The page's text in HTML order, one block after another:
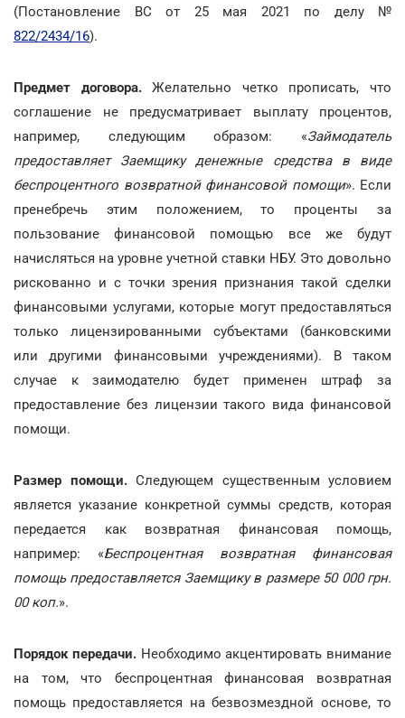
(Постановление ВС от 25 мая 2021 по делу №
822/2434/16).
Предмет договора.Желательно четко прописать, что
соглашение не предусматривает выплату процентов,
например, следующим образом: «Займодатель
предоставляет Заемщику денежные средства в виде
беспроцентного возвратной финансовой помощи». Если
пренебречь этим положением, то проценты за
пользование финансовой помощью все же будут
начисляться на уровне учетной ставки НБУ. Это довольно
рискованно и с точки зрения признания такой сделки
финансовыми услугами, которые могут предоставляться
только лицензированными субъектами (банковскими
или другими финансовыми учреждениями). В таком
случае к заимодателю будет применен штраф за
предоставление без лицензии такого вида финансовой
помощи.
Размер помощи.Следующем существенным условием
является указание конкретной суммы средств, которая
передается как возвратная финансовая помощь,
например: «Беспроцентная возвратная финансовая
помощь предоставляется Заемщику в размере 50 000 грн.
00 коп.».
Порядок передачи.Необходимо акцентировать внимание
на том, что беспроцентная финансовая возвратная
помощь предоставляется на безвозмездной основе, то